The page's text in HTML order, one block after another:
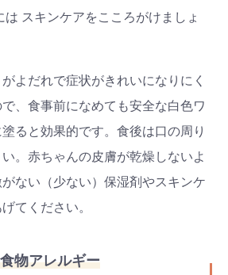
は スキンケアをこころがけましょ
よだれで症状がきれいになりにく
、食事前になめても安全な白色ワ
ると効果的です。食後は口の周り
。赤ちゃんの皮膚が乾燥しないよ
ない（少ない）保湿剤やスキンケ
てください。
食物アレルギー